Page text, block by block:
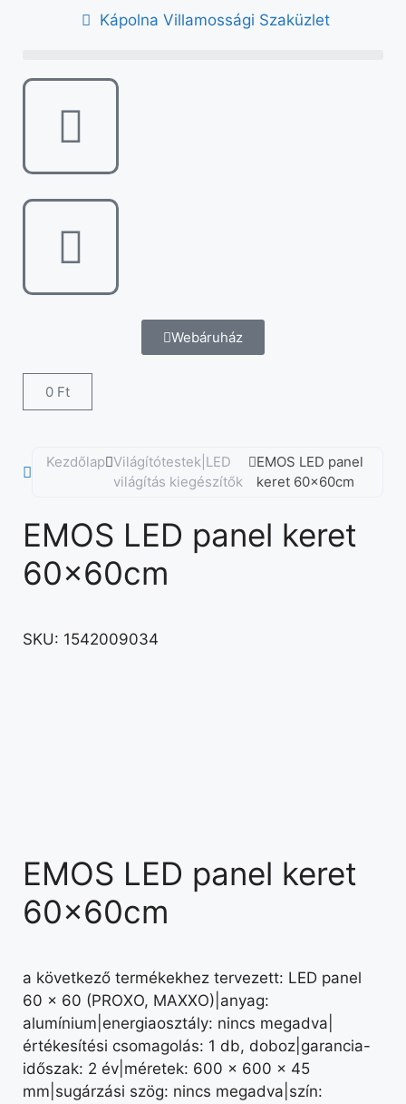
Kápolna Villamossági Szaküzlet
Webáruház
0 Ft
Kezdőlap Világítótestek|LED
világítás kiegészítők
EMOS LED panel
keret 60x60cm
EMOS LED panel keret
60x60cm
SKU: 1542009034
EMOS LED panel keret
60x60cm
a következő termékekhez tervezett: LED panel
60 × 60 (PROXO, MAXXO)|anyag:
alumínium|energiaosztály: nincs megadva|
értékesítési csomagolás: 1 db, doboz|garancia-
időszak: 2 év|méretek: 600 × 600 × 45
mm|sugárzási szög: nincs megadva|szín: